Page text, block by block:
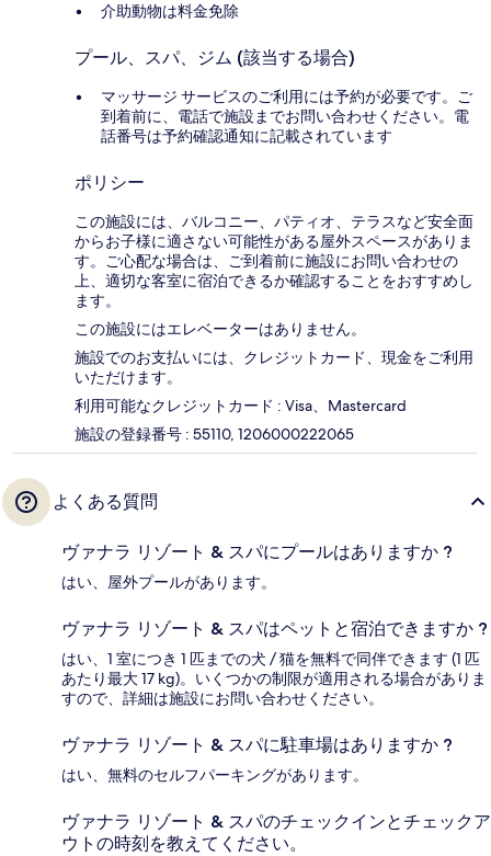
介助動物は料金免除
プール、スパ、ジム (該当する場合)
マッサージ サービスのご利用には予約が必要です。ご
到着前に、電話で施設までお問い合わせください。電
話番号は予約確認通知に記載されています
ポリシー
この施設には、バルコニー、パティオ、テラスなど安全面
からお子様に適さない可能性がある屋外スペースがありま
す。ご心配な場合は、ご到着前に施設にお問い合わせの
上、適切な客室に宿泊できるか確認することをおすすめし
ます。
この施設にはエレベーターはありません。
施設でのお支払いには、クレジットカード、現金をご利用
いただけます。
利用可能なクレジットカード : Visa、Mastercard
施設の登録番号 : 55110, 1206000222065
よくある質問
ヴァナラ リゾート & スパにプールはありますか ?
はい、屋外プールがあります。
ヴァナラ リゾート & スパはペットと宿泊できますか ?
はい、1 室につき 1 匹までの犬 / 猫を無料で同伴できます (1 匹
あたり最大 17 kg)。いくつかの制限が適用される場合がありま
すので、詳細は施設にお問い合わせください。
ヴァナラ リゾート & スパに駐車場はありますか ?
はい、無料のセルフパーキングがあります。
ヴァナラ リゾート & スパのチェックインとチェックア
ウトの時刻を教えてください。